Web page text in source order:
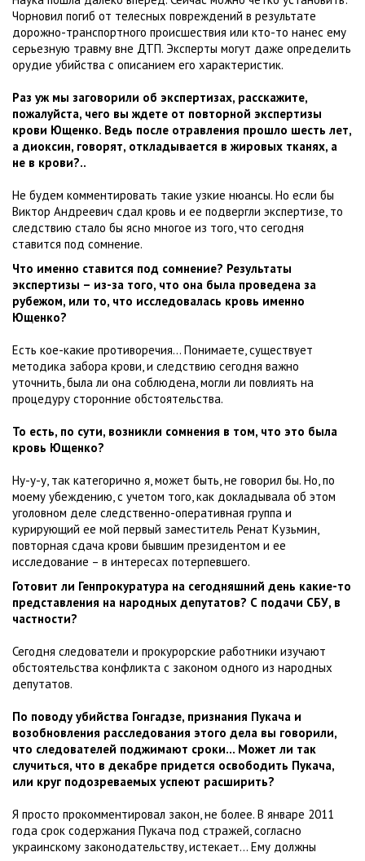
Чорновил погиб от телесных повреждений в результате
дорожно-транспортного происшествия или кто-то нанес ему
серьезную травму вне ДТП. Эксперты могут даже определить
орудие убийства с описанием его характеристик.
Раз уж мы заговорили об экспертизах, расскажите,
пожалуйста, чего вы ждете от повторной экспертизы
крови Ющенко. Ведь после отравления прошло шесть лет,
а диоксин, говорят, откладывается в жировых тканях, а
не в крови?..
Не будем комментировать такие узкие нюансы. Но если бы
Виктор Андреевич сдал кровь и ее подвергли экспертизе, то
следствию стало бы ясно многое из того, что сегодня
ставится под сомнение.
Что именно ставится под сомнение? Результаты
экспертизы – из-за того, что она была проведена за
рубежом, или то, что исследовалась кровь именно
Ющенко?
Есть кое-какие противоречия... Понимаете, существует
методика забора крови, и следствию сегодня важно
уточнить, была ли она соблюдена, могли ли повлиять на
процедуру сторонние обстоятельства.
То есть, по сути, возникли сомнения в том, что это была
кровь Ющенко?
Ну-у-у, так категорично я, может быть, не говорил бы. Но, по
моему убеждению, с учетом того, как докладывала об этом
уголовном деле следственно-оперативная группа и
курирующий ее мой первый заместитель Ренат Кузьмин,
повторная сдача крови бывшим президентом и ее
исследование – в интересах потерпевшего.
Готовит ли Генпрокуратура на сегодняшний день какие-то
представления на народных депутатов? С подачи СБУ, в
частности?
Сегодня следователи и прокурорские работники изучают
обстоятельства конфликта с законом одного из народных
депутатов.
По поводу убийства Гонгадзе, признания Пукача и
возобновления расследования этого дела вы говорили,
что следователей поджимают сроки... Может ли так
случиться, что в декабре придется освободить Пукача,
или круг подозреваемых успеют расширить?
Я просто прокомментировал закон, не более. В январе 2011
года срок содержания Пукача под стражей, согласно
украинскому законодательству, истекает... Ему должны